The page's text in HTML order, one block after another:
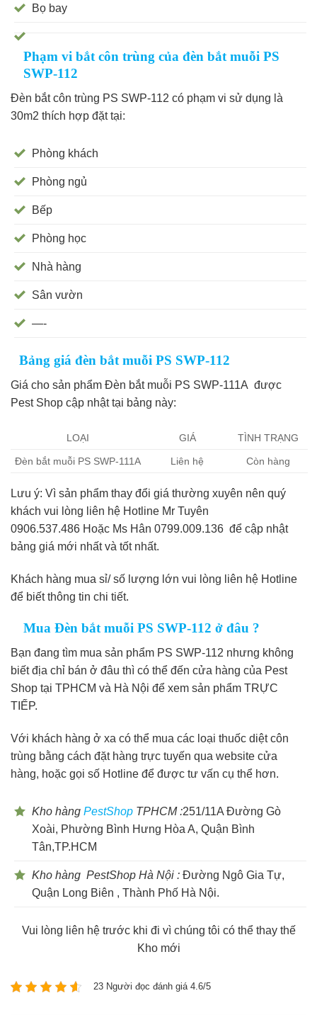
Bọ bay
Phạm vi bắt côn trùng của đèn bắt muỗi PS
SWP-112
Đèn bắt côn trùng PS SWP-112 có phạm vi sử dụng là
30m2 thích hợp đặt tại:
Phòng khách
Phòng ngủ
Bếp
Phòng học
Nhà hàng
Sân vườn
—-
Bảng giá đèn bắt muỗi PS SWP-112
Giá cho sản phẩm Đèn bắt muỗi PS SWP-111A được
Pest Shop cập nhật tại bảng này:
LOẠI GIÁ TÌNH TRẠNG
Đèn bắt muỗi PS SWP-111A Liên hệ Còn hàng
Lưu ý: Vì sản phẩm thay đổi giá thường xuyên nên quý
khách vui lòng liên hệ Hotline Mr Tuyên
0906.537.486 Hoặc Ms Hân 0799.009.136 để cập nhật
bảng giá mới nhất và tốt nhất.
Khách hàng mua sỉ/ số lượng lớn vui lòng liên hệ Hotline
để biết thông tin chi tiết.
Mua Đèn bắt muỗi PS SWP-112 ở đâu ?
Bạn đang tìm mua sản phẩm PS SWP-112 nhưng không
biết địa chỉ bán ở đâu thì có thể đến cửa hàng của Pest
Shop tại TPHCM và Hà Nội để xem sản phẩm TRỰC
TIẾP.
Với khách hàng ở xa có thể mua các loại thuốc diệt côn
trùng bằng cách đặt hàng trực tuyến qua website cửa
hàng, hoặc gọi số Hotline để được tư vấn cụ thể hơn.
Kho hàng PestShop TPHCM :251/11A Đường Gò
Xoài, Phường Bình Hưng Hòa A, Quận Bình
Tân,TP.HCM
Kho hàng PestShop Hà Nội : Đường Ngô Gia Tự,
Quận Long Biên , Thành Phố Hà Nội.
Vui lòng liên hệ trước khi đi vì chúng tôi có thể thay thế
Kho mới
23 Người đọc đánh giá 4.6/5